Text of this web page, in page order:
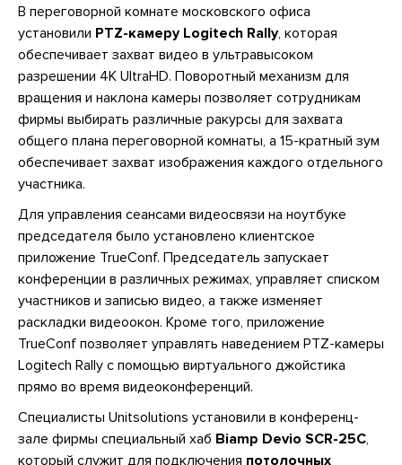
В переговорной комнате московского офиса
установили PTZ-камеру Logitech Rally, которая
обеспечивает захват видео в ультравысоком
разрешении 4K UltraHD. Поворотный механизм для
вращения и наклона камеры позволяет сотрудникам
фирмы выбирать различные ракурсы для захвата
общего плана переговорной комнаты, а 15-кратный зум
обеспечивает захват изображения каждого отдельного
участника.
Для управления сеансами видеосвязи на ноутбуке
председателя было установлено клиентское
приложение TrueConf. Председатель запускает
конференции в различных режимах, управляет списком
участников и записью видео, а также изменяет
раскладки видеоокон. Кроме того, приложение
TrueConf позволяет управлять наведением PTZ-камеры
Logitech Rally с помощью виртуального джойстика
прямо во время видеоконференций.
Специалисты Unitsolutions установили в конференц-
зале фирмы специальный хаб Biamp Devio SCR-25C,
который служит для подключения потолочных